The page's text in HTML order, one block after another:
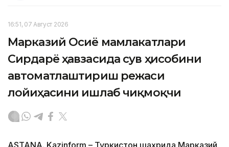
16:51, 07 Август 2026
Марказий Осиё мамлакатлари
Сирдарё ҳавзасида сув ҳисобини
автоматлаштириш режаси
лойиҳасини ишлаб чиқмоқчи